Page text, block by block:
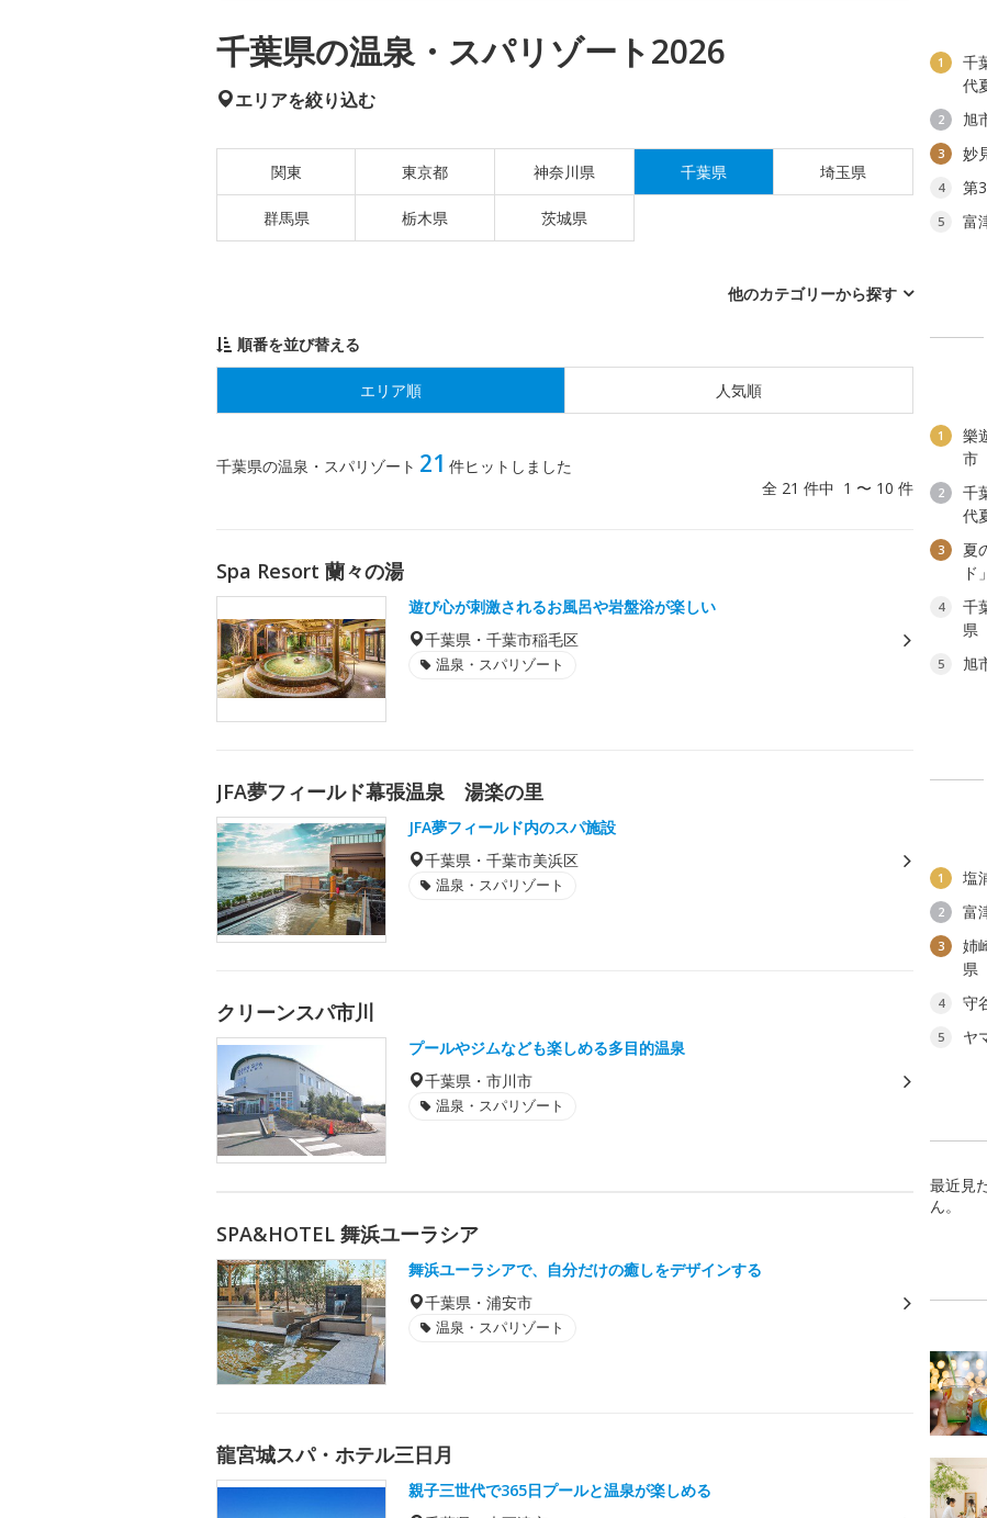
千葉県の温泉・スパリゾート2026
エリアを絞り込む
関東 東京都 神奈川県 千葉県 埼玉県
群馬県 栃木県 茨城県
他のカテゴリーから探す
順番を並び替える
エリア順 人気順
千葉県の温泉・スパリゾート 21 件ヒットしました
全 21 件中 1 〜 10 件
Spa Resort 蘭々の湯
遊び心が刺激されるお風呂や岩盤浴が楽しい
千葉県・千葉市稲毛区
温泉・スパリゾート
JFA夢フィールド幕張温泉 湯楽の里
JFA夢フィールド内のスパ施設
千葉県・千葉市美浜区
温泉・スパリゾート
クリーンスパ市川
プールやジムなども楽しめる多目的温泉
千葉県・市川市
温泉・スパリゾート
SPA&HOTEL 舞浜ユーラシア
舞浜ユーラシアで、自分だけの癒しをデザインする
千葉県・浦安市
温泉・スパリゾート
龍宮城スパ・ホテル三日月
親子三世代で365日プールと温泉が楽しめる
1
千
代
2 旭
3 妙
4 第
5
富
1
樂
市
2
千
代
3
夏
ド
4
千
県
5
旭
1 塩
2 富
3
姉
県
4 守
5
ヤ
最近見
ん。